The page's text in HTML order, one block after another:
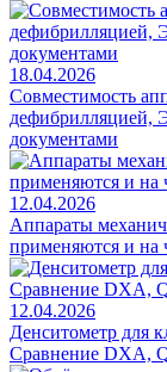
18.04.2026
Совместимость
дефибрилляцией,
документами
12.04.2026
Аппараты
применяются и на
12.04.2026
Денситометр для
Сравнение DXA,